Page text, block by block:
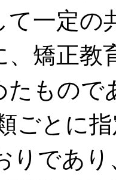
て一定の
、矯正教
たもので
ごとに
りであ